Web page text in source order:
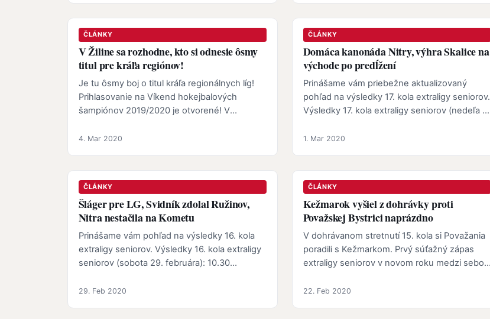
ČLÁNKY
V Žiline sa rozhodne, kto si odnesie ôsmy
titul pre kráľa regiónov!
Je tu ôsmy boj o titul kráľa regionálnych líg!
Prihlasovanie na Víkend hokejbalových
šampiónov 2019/2020 je otvorené! V
4. Mar 2020
ČLÁNKY
Domáca kanonáda Nitry, výhra Skalice na
východe po predĺžení
Prinášame vám priebežne aktualizovaný
pohľad na výsledky 17. kola extraligy seniorov.
Výsledky 17. kola extraligy seniorov (nedeľa 1.
1. Mar 2020
ČLÁNKY
Šláger pre LG, Svidník zdolal Ružinov,
Nitra nestačila na Kometu
Prinášame vám pohľad na výsledky 16. kola
extraligy seniorov. Výsledky 16. kola extraligy
seniorov (sobota 29. februára): 10.30
29. Feb 2020
ČLÁNKY
Kežmarok vyšiel z dohrávky proti
Považskej Bystrici naprázdno
V dohrávanom stretnutí 15. kola si Považania
poradili s Kežmarkom. Prvý súťažný zápas
extraligy seniorov v novom roku medzi sebou
22. Feb 2020